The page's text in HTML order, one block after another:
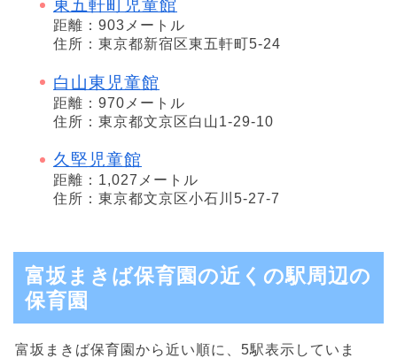
東五軒町児童館
距離：903メートル
住所：東京都新宿区東五軒町5-24
白山東児童館
距離：970メートル
住所：東京都文京区白山1-29-10
久堅児童館
距離：1,027メートル
住所：東京都文京区小石川5-27-7
富坂まきば保育園の近くの駅周辺の
保育園
富坂まきば保育園から近い順に、5駅表示していま